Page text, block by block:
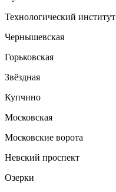
Технологический институт
Чернышевская
Горьковская
Звёздная
Купчино
Московская
Московские ворота
Невский проспект
Озерки